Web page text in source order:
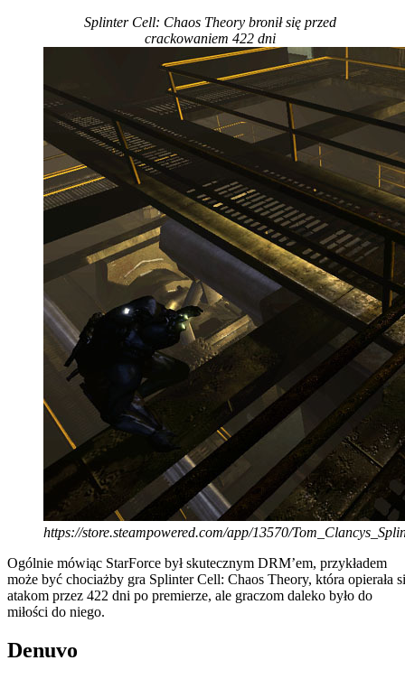
Splinter Cell: Chaos Theory bronił się przed
crackowaniem 422 dni
https://store.steampowered.com/app/13570/
Ogólnie mówiąc StarForce był skutecznym DRM’em, przykładem
może być chociażby gra Splinter Cell: Chaos Theory, która opierała
atakom przez 422 dni po premierze, ale graczom daleko było do
miłości do niego.
Denuvo